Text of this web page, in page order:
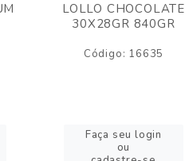
LOLLO CHOCOLATE
30X28GR 840GR
Código: 16635
Faça seu login
ou